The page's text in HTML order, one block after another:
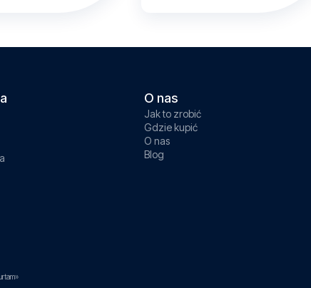
O nas
Jak to zrobić
Gdzie kupić
O nas
Blog